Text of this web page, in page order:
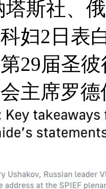
塔斯社、
妇2日表
29届圣
主席罗德